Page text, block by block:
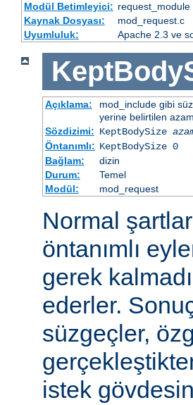
Modül Betimleyici: request_module
Kaynak Dosyası:
mod_request.c
Uyumluluk:
Apache 2.3 ve
Açıklama:
mod_include gibi
yerine belirtilen
Sözdizimi: KeptBodySize
Öntanımlı: KeptBodySize 0
Bağlam:
dizin
Durum:
Temel
Modül:
mod_request
Normal
öntanımlı
gerek
ederler.
süzgeçler,
istek